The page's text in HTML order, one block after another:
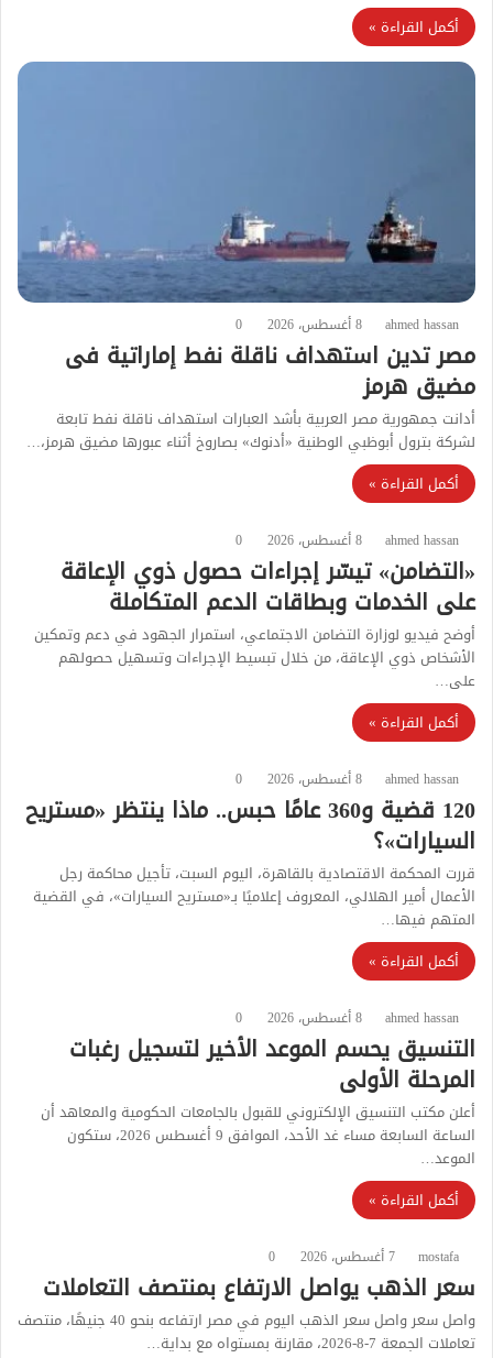
أكمل القراءة »
ahmed hassan 8 أغسطس، 2026 0
مصر تدين استهداف ناقلة نفط إماراتية فى
مضيق هرمز
أدانت جمهورية مصر العربية بأشد العبارات استهداف ناقلة نفط تابعة
لشركة بترول أبوظبي الوطنية «أدنوك» بصاروخ أثناء عبورها مضيق هرمز،…
أكمل القراءة »
ahmed hassan 8 أغسطس، 2026 0
«التضامن» تيسّر إجراءات حصول ذوي الإعاقة
على الخدمات وبطاقات الدعم المتكاملة
أوضح فيديو لوزارة التضامن الاجتماعي، استمرار الجهود في دعم وتمكين
الأشخاص ذوي الإعاقة، من خلال تبسيط الإجراءات وتسهيل حصولهم
على…
أكمل القراءة »
ahmed hassan 8 أغسطس، 2026 0
120 قضية و360 عامًا حبس.. ماذا ينتظر «مستريح
السيارات»؟
قررت المحكمة الاقتصادية بالقاهرة، اليوم السبت، تأجيل محاكمة رجل
الأعمال أمير الهلالي، المعروف إعلاميًا بـ«مستريح السيارات»، في القضية
المتهم فيها…
أكمل القراءة »
ahmed hassan 8 أغسطس، 2026 0
التنسيق يحسم الموعد الأخير لتسجيل رغبات
المرحلة الأولى
أعلن مكتب التنسيق الإلكتروني للقبول بالجامعات الحكومية والمعاهد أن
الساعة السابعة مساء غد الأحد، الموافق 9 أغسطس 2026، ستكون
الموعد…
أكمل القراءة »
mostafa 7 أغسطس، 2026 0
سعر الذهب يواصل الارتفاع بمنتصف التعاملات
واصل سعر واصل سعر الذهب اليوم في مصر ارتفاعه بنحو 40 جنيهًا، منتصف
تعاملات الجمعة 7-8-2026، مقارنة بمستواه مع بداية…